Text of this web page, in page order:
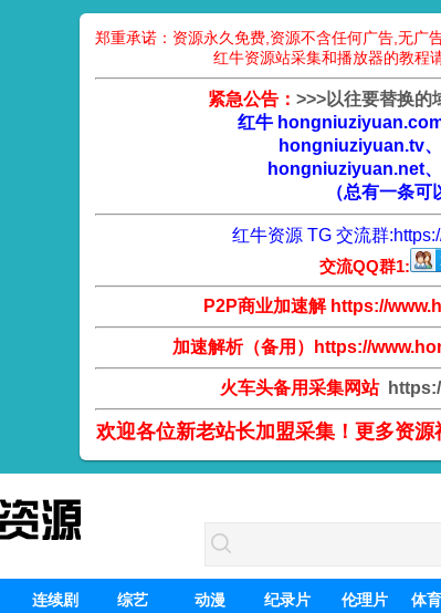
郑重承诺：资源永久免费,资源不含任何广告,无广
红牛资源站采集和播放器的教程
紧急公告： >>>以往要替换的
红牛
hongniuziyuan.tv
hongniuziyuan.net
（总有一条可
红牛资源 TG 交流群:
交流QQ群1:
P2P商业加速解 https://
加速解析（备用）https://
火车头备用采集网站
欢迎各位新老站长加盟采集！更多资源
连续剧 综艺 动漫 纪录片 伦理片 体